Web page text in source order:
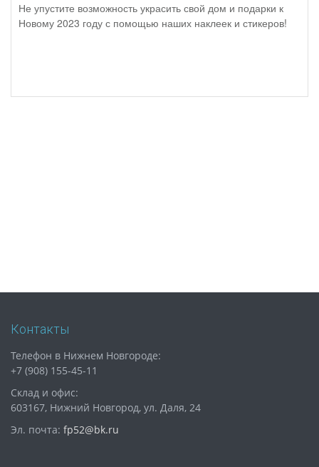
Не упустите возможность украсить свой дом и подарки к
Новому 2023 году с помощью наших наклеек и стикеров!
Контакты
Телефон в Нижнем Новгороде:
+7 (908) 155-45-11
Склад и офис:
603167, Нижний Новгород, ул. Даля, 24
Эл. почта: fp52@bk.ru